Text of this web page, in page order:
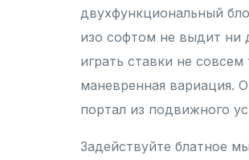
двухфункциональный
изо софтом не выдит ни
играть ставки не
маневренная вариация.
портал из подвижного
Задействуйте блатное